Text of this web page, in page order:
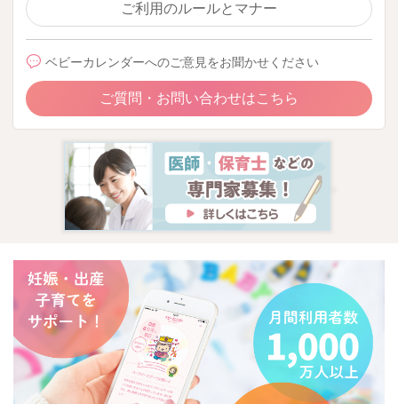
ご利用のルールとマナー
ベビーカレンダーへのご意見をお聞かせください
ご質問・お問い合わせはこちら